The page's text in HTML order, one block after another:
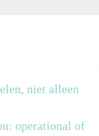
niet alleen
operational of